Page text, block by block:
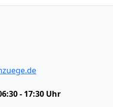
- 17:30 Uhr